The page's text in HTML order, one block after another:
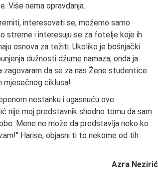
Više nema opravdanja.
interesovati se, možemo samo
streme i interesuju se za fotelje koje ih
osnova za težiti. Ukoliko je bošnjački
dužnosti džume namaza, onda ja
zagovaram da se za nas Žene studentice
mjesečnog ciklusa!
nestanku i ugasnuću ove
nije moj predstavnik shodno tomu da sam
Mene ne može da predstavlja neko ko
Harise, objasni ti to nekome od tih
Azra Nezirić